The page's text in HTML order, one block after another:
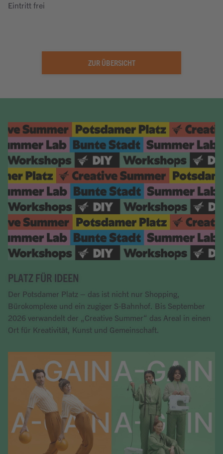
Eintritt frei
ZUR ÜBERSICHT
PLATZ FÜR IDEEN
Der Potsdamer Platz – das ist nicht nur Shopping,
Bürokomplexe und ein zugiger S-Bahnhof. Bis September
2026 verwandelt der „Creative Summer“ das Areal in einen
Ort für Kreativität, Kunst und Gemeinschaft.